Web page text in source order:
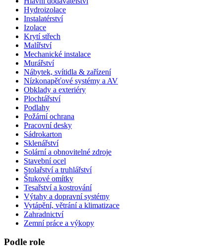
Hydroizolace
Instalatérství
Izolace
Krytí střech
Malířství
Mechanické instalace
Murářství
Nábytek, svítidla & zařízení
Nízkonapěťové systémy a AV
Obklady a exteriéry
Plochtářství
Podlahy
Požární ochrana
Pracovní desky
Sádrokarton
Sklenářství
Solární a obnovitelné zdroje
Stavební ocel
Stolařství a truhlářství
Štukové omítky
Tesařství a kostrování
Výtahy a dopravní systémy
Vytápění, větrání a klimatizace
Zahradnictví
Zemní práce a výkopy
Podle role